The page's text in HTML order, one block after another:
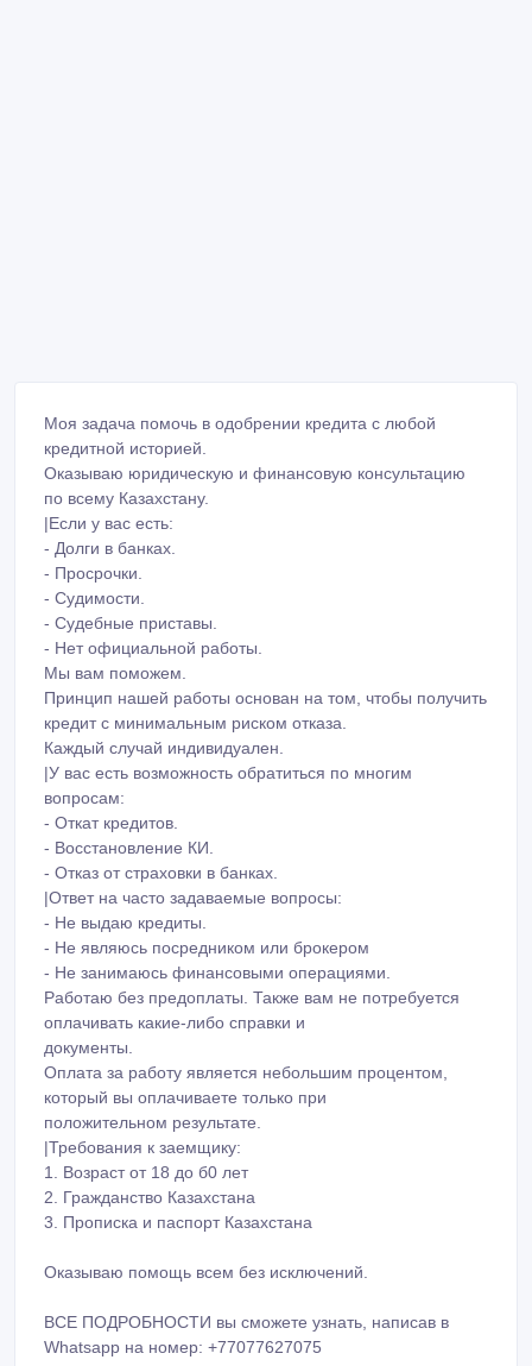
Моя задача помочь в одобрении кредита с любой
кредитной историей.
Оказываю юридическую и финансовую консультацию
по всему Казахстану.
|Если у вас есть:
- Долги в банках.
- Просрочки.
- Судимости.
- Судебные приставы.
- Нет официальной работы.
Мы вам поможем.
Принцип нашей работы основан на том, чтобы получить
кредит с минимальным риском отказа.
Каждый случай индивидуален.
|У вас есть возможность обратиться по многим
вопросам:
- Откат кредитов.
- Восстановление КИ.
- Отказ от страховки в банках.
|Ответ на часто задаваемые вопросы:
- Не выдаю кредиты.
- Не являюсь посредником или брокером
- Не занимаюсь финансовыми операциями.
Работаю без предоплаты. Также вам не потребуется
оплачивать какие-либо справки и
документы.
Оплата за работу является небольшим процентом,
который вы оплачиваете только при
положительном результате.
|Требования к заемщику:
1. Возраст от 18 до б0 лет
2. Гражданство Казахстана
3. Прописка и паспорт Казахстана
Оказываю помощь всем без исключений.
ВСЕ ПОДРОБНОСТИ вы сможете узнать, написав в
Whatsapp на номер: +77077627075